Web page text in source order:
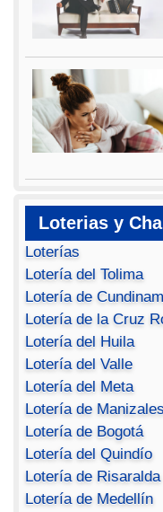
Loterias y
Loterías
Lotería del Tolima
Lotería de
Lotería de la Cruz
Lotería del Huila
Lotería del Valle
Lotería del Meta
Lotería de Manizales
Lotería de Bogotá
Lotería del Quindío
Lotería de Risaralda
Lotería de Medellín